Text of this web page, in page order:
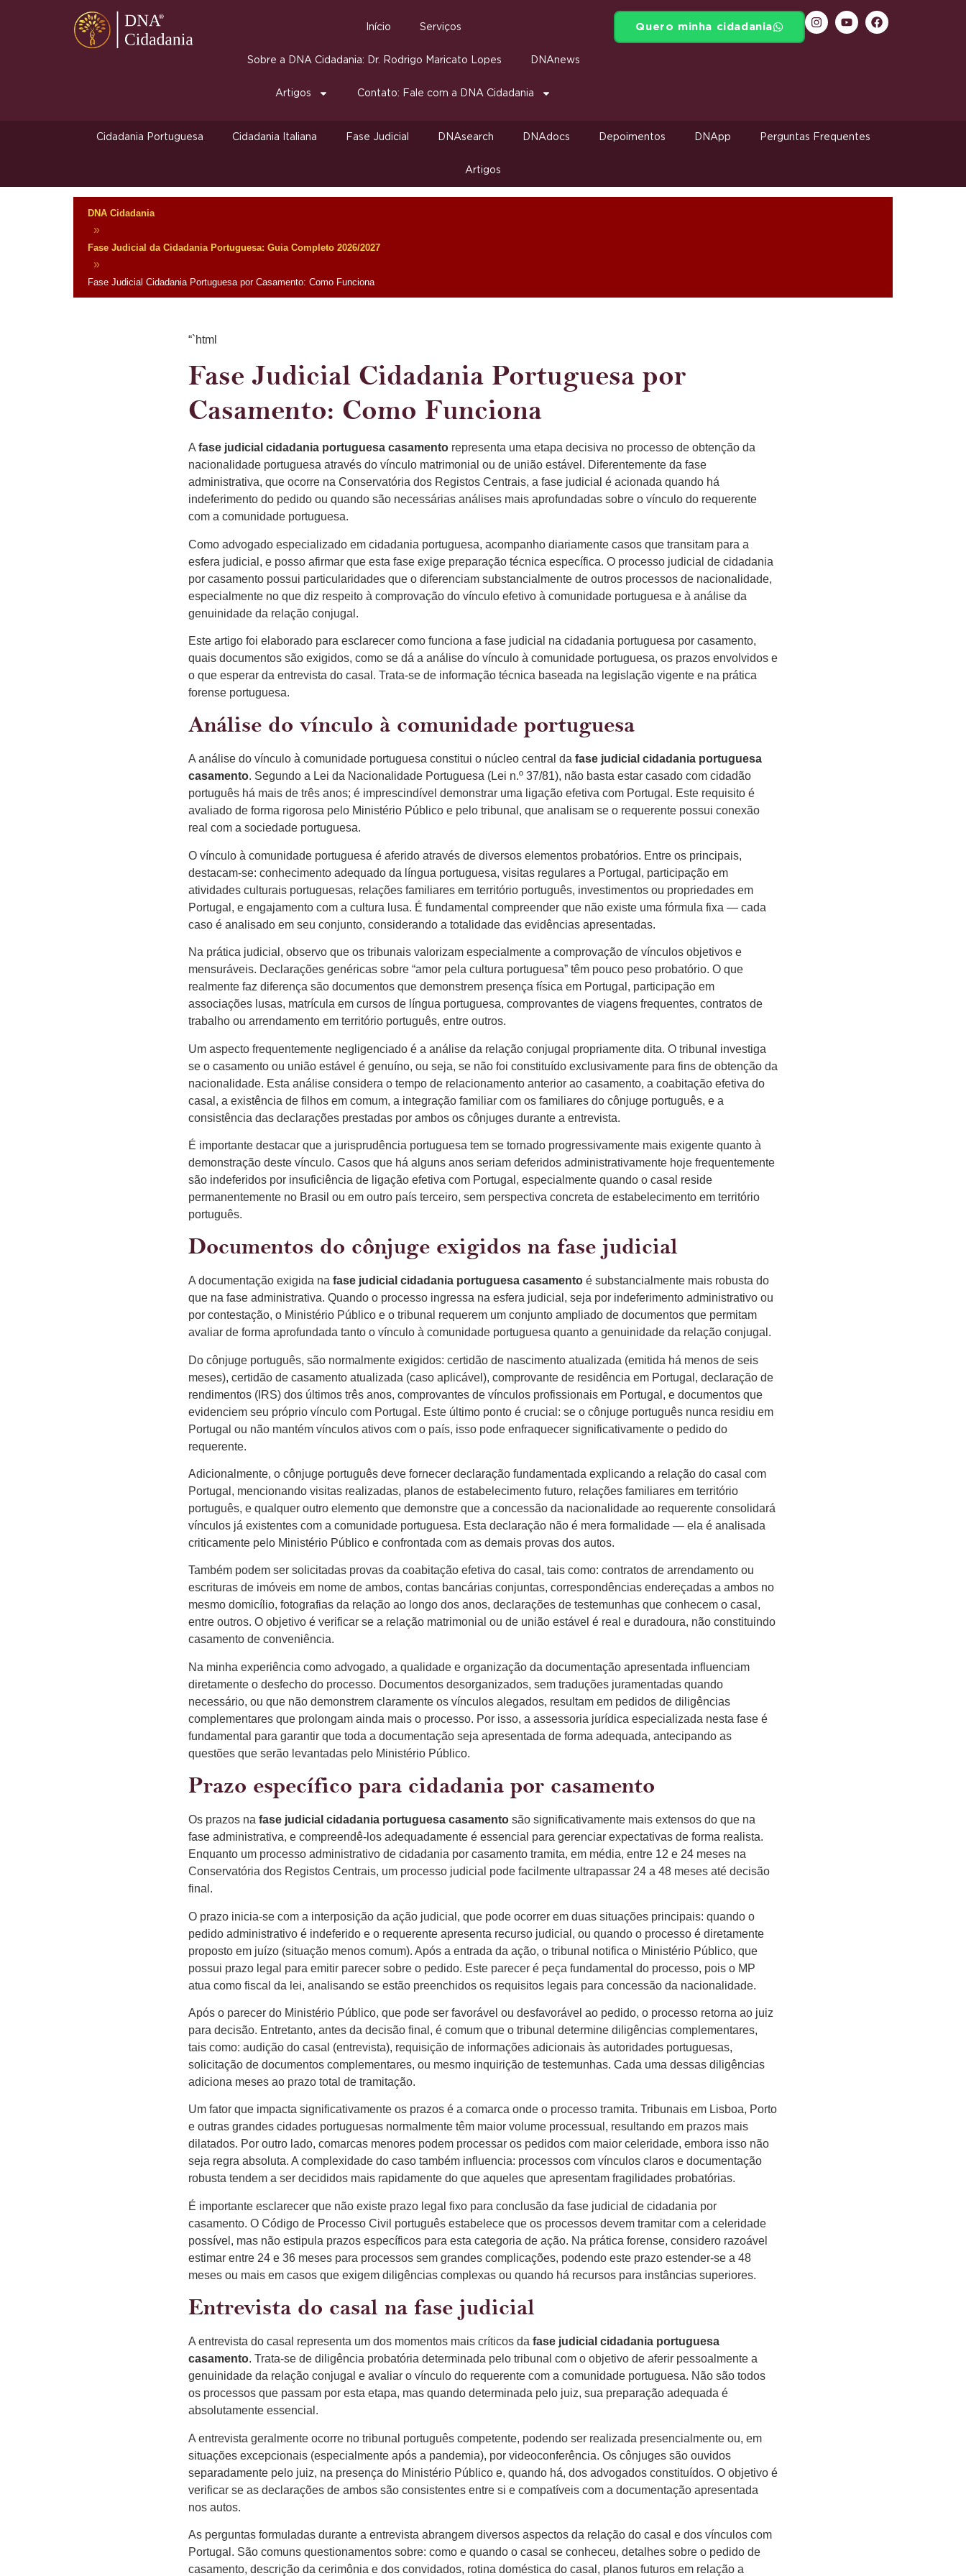
Início Serviços
Sobre a DNA Cidadania: Dr. Rodrigo Maricato Lopes DNAnews
Artigos Contato: Fale com a DNA Cidadania
Quero minha cidadania
Cidadania Portuguesa Cidadania Italiana Fase Judicial DNAsearch DNAdocs Depoimentos DNApp Perguntas Frequentes
Artigos
DNA Cidadania
»
Fase Judicial da Cidadania Portuguesa: Guia Completo 2026/2027
»
Fase Judicial Cidadania Portuguesa por Casamento: Como Funciona
“`html
Fase Judicial Cidadania Portuguesa por
Casamento: Como Funciona
A fase judicial cidadania portuguesa casamento representa uma etapa decisiva no processo de obtenção da
nacionalidade portuguesa através do vínculo matrimonial ou de união estável. Diferentemente da fase
administrativa, que ocorre na Conservatória dos Registos Centrais, a fase judicial é acionada quando há
indeferimento do pedido ou quando são necessárias análises mais aprofundadas sobre o vínculo do requerente
com a comunidade portuguesa.
Como advogado especializado em cidadania portuguesa, acompanho diariamente casos que transitam para a
esfera judicial, e posso afirmar que esta fase exige preparação técnica específica. O processo judicial de cidadania
por casamento possui particularidades que o diferenciam substancialmente de outros processos de nacionalidade,
especialmente no que diz respeito à comprovação do vínculo efetivo à comunidade portuguesa e à análise da
genuinidade da relação conjugal.
Este artigo foi elaborado para esclarecer como funciona a fase judicial na cidadania portuguesa por casamento,
quais documentos são exigidos, como se dá a análise do vínculo à comunidade portuguesa, os prazos envolvidos e
o que esperar da entrevista do casal. Trata-se de informação técnica baseada na legislação vigente e na prática
forense portuguesa.
Análise do vínculo à comunidade portuguesa
A análise do vínculo à comunidade portuguesa constitui o núcleo central da fase judicial cidadania portuguesa
casamento. Segundo a Lei da Nacionalidade Portuguesa (Lei n.º 37/81), não basta estar casado com cidadão
português há mais de três anos; é imprescindível demonstrar uma ligação efetiva com Portugal. Este requisito é
avaliado de forma rigorosa pelo Ministério Público e pelo tribunal, que analisam se o requerente possui conexão
real com a sociedade portuguesa.
O vínculo à comunidade portuguesa é aferido através de diversos elementos probatórios. Entre os principais,
destacam-se: conhecimento adequado da língua portuguesa, visitas regulares a Portugal, participação em
atividades culturais portuguesas, relações familiares em território português, investimentos ou propriedades em
Portugal, e engajamento com a cultura lusa. É fundamental compreender que não existe uma fórmula fixa — cada
caso é analisado em seu conjunto, considerando a totalidade das evidências apresentadas.
Na prática judicial, observo que os tribunais valorizam especialmente a comprovação de vínculos objetivos e
mensuráveis. Declarações genéricas sobre “amor pela cultura portuguesa” têm pouco peso probatório. O que
realmente faz diferença são documentos que demonstrem presença física em Portugal, participação em
associações lusas, matrícula em cursos de língua portuguesa, comprovantes de viagens frequentes, contratos de
trabalho ou arrendamento em território português, entre outros.
Um aspecto frequentemente negligenciado é a análise da relação conjugal propriamente dita. O tribunal investiga
se o casamento ou união estável é genuíno, ou seja, se não foi constituído exclusivamente para fins de obtenção da
nacionalidade. Esta análise considera o tempo de relacionamento anterior ao casamento, a coabitação efetiva do
casal, a existência de filhos em comum, a integração familiar com os familiares do cônjuge português, e a
consistência das declarações prestadas por ambos os cônjuges durante a entrevista.
É importante destacar que a jurisprudência portuguesa tem se tornado progressivamente mais exigente quanto à
demonstração deste vínculo. Casos que há alguns anos seriam deferidos administrativamente hoje frequentemente
são indeferidos por insuficiência de ligação efetiva com Portugal, especialmente quando o casal reside
permanentemente no Brasil ou em outro país terceiro, sem perspectiva concreta de estabelecimento em território
português.
Documentos do cônjuge exigidos na fase judicial
A documentação exigida na fase judicial cidadania portuguesa casamento é substancialmente mais robusta do
que na fase administrativa. Quando o processo ingressa na esfera judicial, seja por indeferimento administrativo ou
por contestação, o Ministério Público e o tribunal requerem um conjunto ampliado de documentos que permitam
avaliar de forma aprofundada tanto o vínculo à comunidade portuguesa quanto a genuinidade da relação conjugal.
Do cônjuge português, são normalmente exigidos: certidão de nascimento atualizada (emitida há menos de seis
meses), certidão de casamento atualizada (caso aplicável), comprovante de residência em Portugal, declaração de
rendimentos (IRS) dos últimos três anos, comprovantes de vínculos profissionais em Portugal, e documentos que
evidenciem seu próprio vínculo com Portugal. Este último ponto é crucial: se o cônjuge português nunca residiu em
Portugal ou não mantém vínculos ativos com o país, isso pode enfraquecer significativamente o pedido do
requerente.
Adicionalmente, o cônjuge português deve fornecer declaração fundamentada explicando a relação do casal com
Portugal, mencionando visitas realizadas, planos de estabelecimento futuro, relações familiares em território
português, e qualquer outro elemento que demonstre que a concessão da nacionalidade ao requerente consolidará
vínculos já existentes com a comunidade portuguesa. Esta declaração não é mera formalidade — ela é analisada
criticamente pelo Ministério Público e confrontada com as demais provas dos autos.
Também podem ser solicitadas provas da coabitação efetiva do casal, tais como: contratos de arrendamento ou
escrituras de imóveis em nome de ambos, contas bancárias conjuntas, correspondências endereçadas a ambos no
mesmo domicílio, fotografias da relação ao longo dos anos, declarações de testemunhas que conhecem o casal,
entre outros. O objetivo é verificar se a relação matrimonial ou de união estável é real e duradoura, não constituindo
casamento de conveniência.
Na minha experiência como advogado, a qualidade e organização da documentação apresentada influenciam
diretamente o desfecho do processo. Documentos desorganizados, sem traduções juramentadas quando
necessário, ou que não demonstrem claramente os vínculos alegados, resultam em pedidos de diligências
complementares que prolongam ainda mais o processo. Por isso, a assessoria jurídica especializada nesta fase é
fundamental para garantir que toda a documentação seja apresentada de forma adequada, antecipando as
questões que serão levantadas pelo Ministério Público.
Prazo específico para cidadania por casamento
Os prazos na fase judicial cidadania portuguesa casamento são significativamente mais extensos do que na
fase administrativa, e compreendê-los adequadamente é essencial para gerenciar expectativas de forma realista.
Enquanto um processo administrativo de cidadania por casamento tramita, em média, entre 12 e 24 meses na
Conservatória dos Registos Centrais, um processo judicial pode facilmente ultrapassar 24 a 48 meses até decisão
final.
O prazo inicia-se com a interposição da ação judicial, que pode ocorrer em duas situações principais: quando o
pedido administrativo é indeferido e o requerente apresenta recurso judicial, ou quando o processo é diretamente
proposto em juízo (situação menos comum). Após a entrada da ação, o tribunal notifica o Ministério Público, que
possui prazo legal para emitir parecer sobre o pedido. Este parecer é peça fundamental do processo, pois o MP
atua como fiscal da lei, analisando se estão preenchidos os requisitos legais para concessão da nacionalidade.
Após o parecer do Ministério Público, que pode ser favorável ou desfavorável ao pedido, o processo retorna ao juiz
para decisão. Entretanto, antes da decisão final, é comum que o tribunal determine diligências complementares,
tais como: audição do casal (entrevista), requisição de informações adicionais às autoridades portuguesas,
solicitação de documentos complementares, ou mesmo inquirição de testemunhas. Cada uma dessas diligências
adiciona meses ao prazo total de tramitação.
Um fator que impacta significativamente os prazos é a comarca onde o processo tramita. Tribunais em Lisboa, Porto
e outras grandes cidades portuguesas normalmente têm maior volume processual, resultando em prazos mais
dilatados. Por outro lado, comarcas menores podem processar os pedidos com maior celeridade, embora isso não
seja regra absoluta. A complexidade do caso também influencia: processos com vínculos claros e documentação
robusta tendem a ser decididos mais rapidamente do que aqueles que apresentam fragilidades probatórias.
É importante esclarecer que não existe prazo legal fixo para conclusão da fase judicial de cidadania por
casamento. O Código de Processo Civil português estabelece que os processos devem tramitar com a celeridade
possível, mas não estipula prazos específicos para esta categoria de ação. Na prática forense, considero razoável
estimar entre 24 e 36 meses para processos sem grandes complicações, podendo este prazo estender-se a 48
meses ou mais em casos que exigem diligências complexas ou quando há recursos para instâncias superiores.
Entrevista do casal na fase judicial
A entrevista do casal representa um dos momentos mais críticos da fase judicial cidadania portuguesa
casamento. Trata-se de diligência probatória determinada pelo tribunal com o objetivo de aferir pessoalmente a
genuinidade da relação conjugal e avaliar o vínculo do requerente com a comunidade portuguesa. Não são todos
os processos que passam por esta etapa, mas quando determinada pelo juiz, sua preparação adequada é
absolutamente essencial.
A entrevista geralmente ocorre no tribunal português competente, podendo ser realizada presencialmente ou, em
situações excepcionais (especialmente após a pandemia), por videoconferência. Os cônjuges são ouvidos
separadamente pelo juiz, na presença do Ministério Público e, quando há, dos advogados constituídos. O objetivo é
verificar se as declarações de ambos são consistentes entre si e compatíveis com a documentação apresentada
nos autos.
As perguntas formuladas durante a entrevista abrangem diversos aspectos da relação do casal e dos vínculos com
Portugal. São comuns questionamentos sobre: como e quando o casal se conheceu, detalhes sobre o pedido de
casamento, descrição da cerimônia e dos convidados, rotina doméstica do casal, planos futuros em relação a